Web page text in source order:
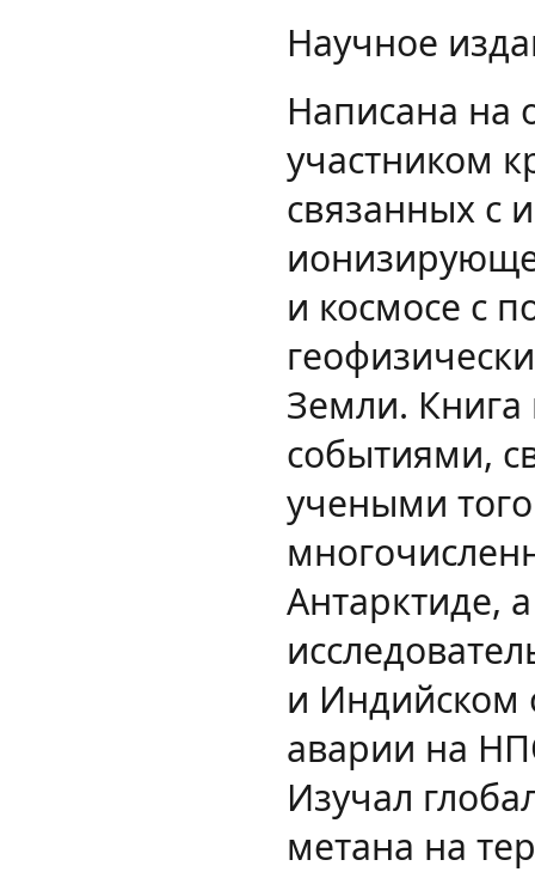
Научное
Написана на
участником
связанных с
и космосе с
Земли.
событиями,
учеными
Антарктиде,
и Индийском
аварии на
Изучал
метана на